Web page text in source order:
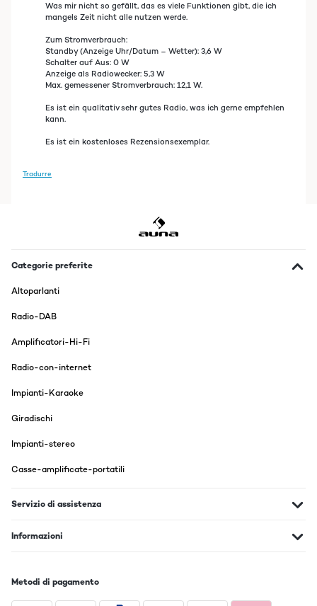
Was mir nicht so gefällt, das es viele Funktionen gibt, die ich
mangels Zeit nicht alle nutzen werde.
Zum Stromverbrauch:
Standby (Anzeige Uhr/Datum – Wetter): 3,6 W
Schalter auf Aus: 0 W
Anzeige als Radiowecker: 5,3 W
Max. gemessener Stromverbrauch: 12,1 W.
Es ist ein qualitativ sehr gutes Radio, was ich gerne empfehlen
kann.
Es ist ein kostenloses Rezensionsexemplar.
Tradurre
Categorie preferite
Altoparlanti
Radio-DAB
Amplificatori-Hi-Fi
Radio-con-internet
Impianti-Karaoke
Giradischi
Impianti-stereo
Casse-amplificate-portatili
Servizio di assistenza
Informazioni
Metodi di pagamento